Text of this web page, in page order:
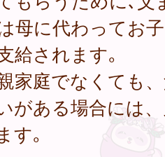
母に代わってお
給されます｡
家庭でなくても
がある場合には
す｡